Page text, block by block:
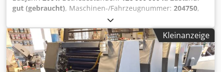
gut (gebraucht), Maschinen-/Fahrzeugnummer: 204750,
Schön- und Widerdruck 2/2 - 4/0 CPC 1-04 : Kontroll- und
Steuertechnik Alcolor Filmfeuchtwerk Semi Automatic Plate
Change (Halbautomatischer Plattenwechsler) Grafix
Alphatronic 200: Pudereinrichtung Technotrans Kühlung
und Umwälzung Automatische
Farbwalzenwascheinrichtung Dcsdpfx Amjlml Nhoaek
Kleinanzeige